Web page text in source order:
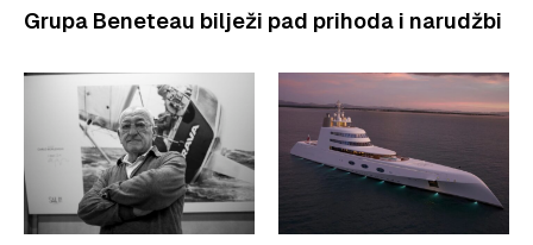
Grupa Beneteau bilježi pad prihoda i narudžbi